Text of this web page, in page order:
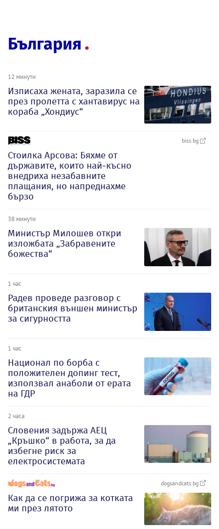
България
12 минути
Изписаха жената, заразила се
през пролетта с хантавирус на
кораба „Хондиус“
biss.bg
Стоилка Арсова: Бяхме от
държавите, които най-късно
внедриха незабавните
плащания, но напреднахме
бързо
38 минути
Министър Милошев откри
изложбата „Забравените
божества“
1 час
Радев проведе разговор с
британския външен министър
за сигурността
1 час
Национал по борба с
положителен допинг тест,
използвал анаболи от ерата
на ГДР
2 часа
Словения задържа АЕЦ
„Кръшко“ в работа, за да
избегне риск за
електросистемата
dogsandcats.bg
Как да се погрижа за котката
ми през лятото